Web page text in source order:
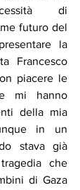
di
futuro del
la
Francesco
piacere le
mi hanno
della mia
in un
stava già
che
di Gaza